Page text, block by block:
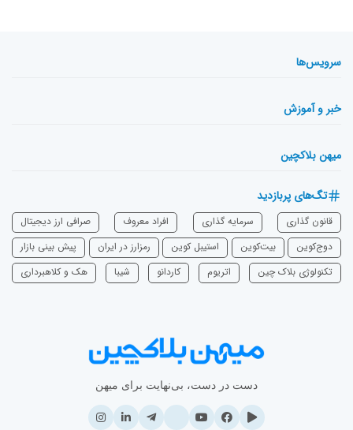
سرویس‌ها
خبر و آموزش
میهن بلاکچین
تگ‌های پربازدید
قانون گذاری سرمایه‌ گذاری افراد معروف
صرافی ارز دیجیتال
دوج‌کوین
بیت‌کوین استیبل کوین رمزارز در ایران
پیش بینی بازار
تکنولوژی بلاک چین
اتریوم ‌کاردانو شیبا هک و کلاهبرداری
دست در دست، بی‌نهایت برای میهن